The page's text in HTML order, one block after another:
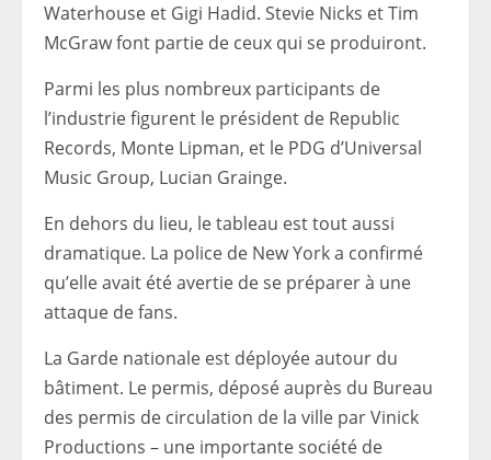
Waterhouse et Gigi Hadid. Stevie Nicks et Tim
McGraw font partie de ceux qui se produiront.
Parmi les plus nombreux participants de
l’industrie figurent le président de Republic
Records, Monte Lipman, et le PDG d’Universal
Music Group, Lucian Grainge.
En dehors du lieu, le tableau est tout aussi
dramatique. La police de New York a confirmé
qu’elle avait été avertie de se préparer à une
attaque de fans.
La Garde nationale est déployée autour du
bâtiment. Le permis, déposé auprès du Bureau
des permis de circulation de la ville par Vinick
Productions – une importante société de